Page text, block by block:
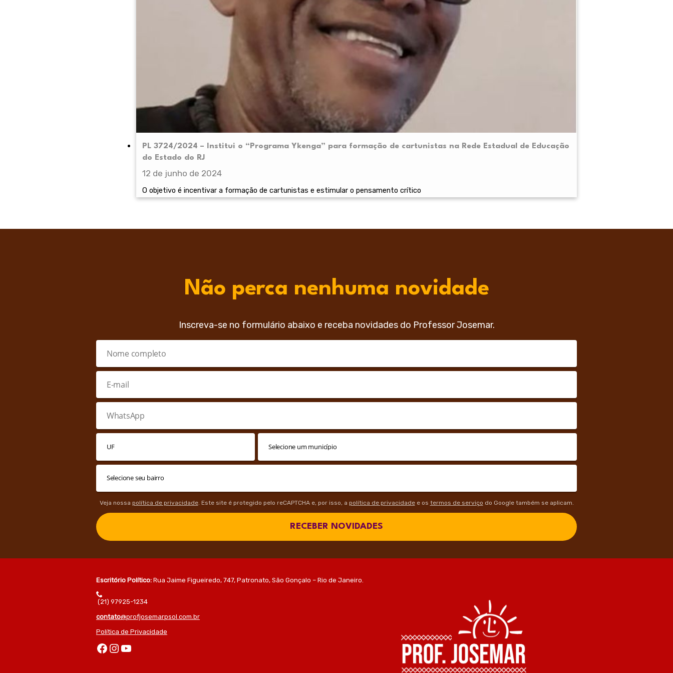
PL 3724/2024 – Institui o “Programa Ykenga” para formação de cartunistas na Rede Estadual de Educação
do Estado do RJ
12 de junho de 2024
O objetivo é incentivar a formação de cartunistas e estimular o pensamento crítico
Não perca nenhuma novidade
Inscreva-se no formulário abaixo e receba novidades do Professor Josemar.
Veja nossa política de privacidade. Este site é protegido pelo reCAPTCHA e, por isso, a política de privacidadee os termos de serviço do Google também se aplicam.
RECEBER NOVIDADES
Escritório Político: Rua Jaime Figueiredo, 747, Patronato, São Gonçalo – Rio de Janeiro.
(21) 97925-1234
contato@profjosemarpsol.com.br
Política de Privacidade
Facebook Instagram Youtube